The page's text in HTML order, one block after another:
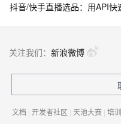
抖音/快手直播选品：用API
关注我们： 新浪微博
文档 | 开发者社区 | 天池大赛 | 培